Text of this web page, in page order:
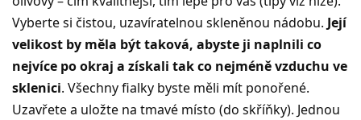
Vyberte si čistou, uzavíratelnou skleněnou nádobu. Její
velikost by měla být taková, abyste ji naplnili co
nejvíce po okraj a získali tak co nejméně vzduchu ve
sklenici. Všechny fialky byste měli mít ponořené.
Uzavřete a uložte na tmavé místo (do skříňky). Jednou